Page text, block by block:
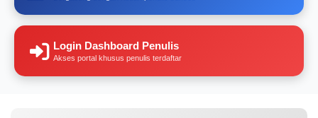
Login Dashboard Penulis
Akses portal khusus penulis terdaftar